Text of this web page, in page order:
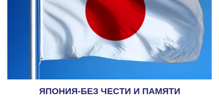
ЯПОНИЯ-БЕЗ ЧЕСТИ И ПАМЯТИ